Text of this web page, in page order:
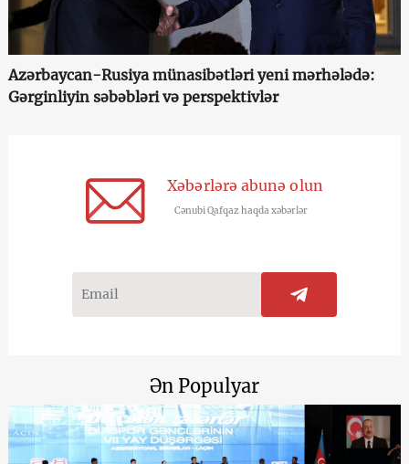
Azərbaycan-Rusiya münasibətləri yeni mərhələdə:
Gərginliyin səbəbləri və perspektivlər
Xəbərlərə abunə olun
Cənubi Qafqaz haqda xəbərlər
Ən Populyar